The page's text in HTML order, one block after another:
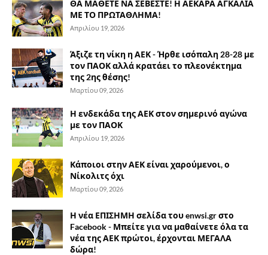
ΘΑ ΜΑΘΕΤΕ ΝΑ ΣΕΒΕΣΤΕ! Η ΑΕΚΑΡΑ ΑΓΚΑΛΙΑ
ΜΕ ΤΟ ΠΡΩΤΑΘΛΗΜΑ!
Απριλίου 19, 2026
Άξιζε τη νίκη η ΑΕΚ - Ήρθε ισόπαλη 28-28 με
τον ΠΑΟΚ αλλά κρατάει το πλεονέκτημα
της 2ης θέσης!
Μαρτίου 09, 2026
Η ενδεκάδα της ΑΕΚ στον σημερινό αγώνα
με τον ΠΑΟΚ
Απριλίου 19, 2026
Κάποιοι στην ΑΕΚ είναι χαρούμενοι, ο
Νίκολιτς όχι
Μαρτίου 09, 2026
Η νέα ΕΠΙΣΗΜΗ σελίδα του enwsi.gr στο
Facebook - Μπείτε για να μαθαίνετε όλα τα
νέα της ΑΕΚ πρώτοι, έρχονται ΜΕΓΑΛΑ
δώρα!